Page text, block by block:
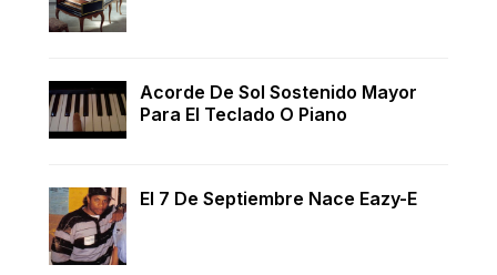
Acorde De Sol Sostenido Mayor
Para El Teclado O Piano
El 7 De Septiembre Nace Eazy-E